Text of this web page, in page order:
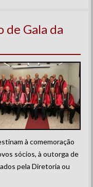
de Gala da
à comemoração
sócios, à outorga de
pela Diretoria ou